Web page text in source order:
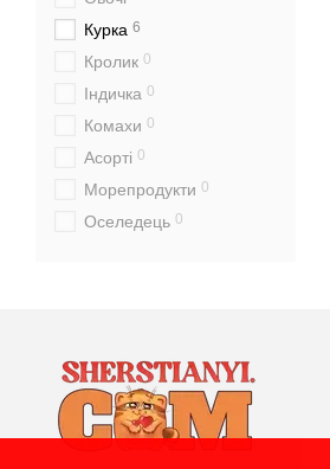
Курка 6
Кролик 0
Індичка 0
Комахи 0
Асорті 0
Морепродукти 0
Оселедець 0
Домашня птиця 0
Рослинного походження
(овочі, бобові, фрукти)